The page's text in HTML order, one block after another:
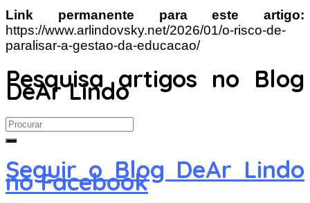
Link permanente para este artigo:
https://www.arlindovsky.net/2026/01/o-risco-de-
paralisar-a-gestao-da-educacao/
Pesquisa artigos no Blog
DeAr Lindo
Search
for:
Seguir o Blog DeAr Lindo
no Facebook